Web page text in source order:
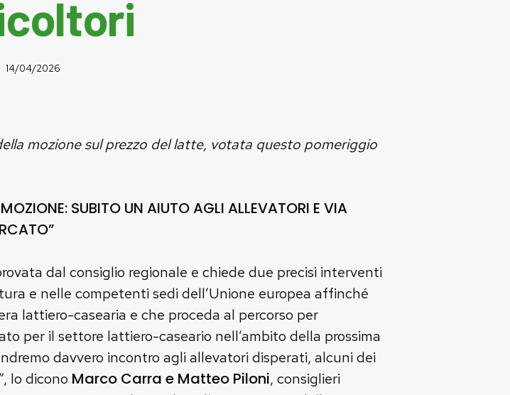
14/04/2026
mozione sul prezzo del latte, votata questo pomeriggio
SUBITO UN AIUTO AGLI ALLEVATORI E VIA
dal consiglio regionale e chiede due precisi interventi
e nelle competenti sedi dell’Unione europea affinché
lattiero-casearia e che proceda al percorso per
per il settore lattiero-caseario nell’ambito della prossima
davvero incontro agli allevatori disperati, alcuni dei
lo dicono Marco Carra e Matteo Piloni, consiglieri